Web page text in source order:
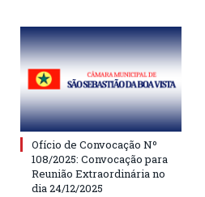
Ofício de Convocação Nº
108/2025: Convocação para
Reunião Extraordinária no
dia 24/12/2025